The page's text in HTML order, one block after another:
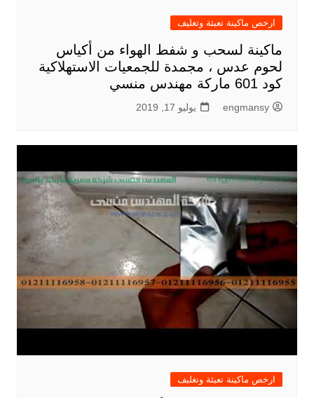
ارخص ماكينة تعبئة وتغليف
ماكينة لسحب و شفط الهواء من أكياس
لحوم عدس ، مجمدة للجمعيات الاستهلاكية
كود 601 ماركة مهندس منسي
engmansy يوليو 17, 2019
ارخص ماكينة تعبئة وتغليف